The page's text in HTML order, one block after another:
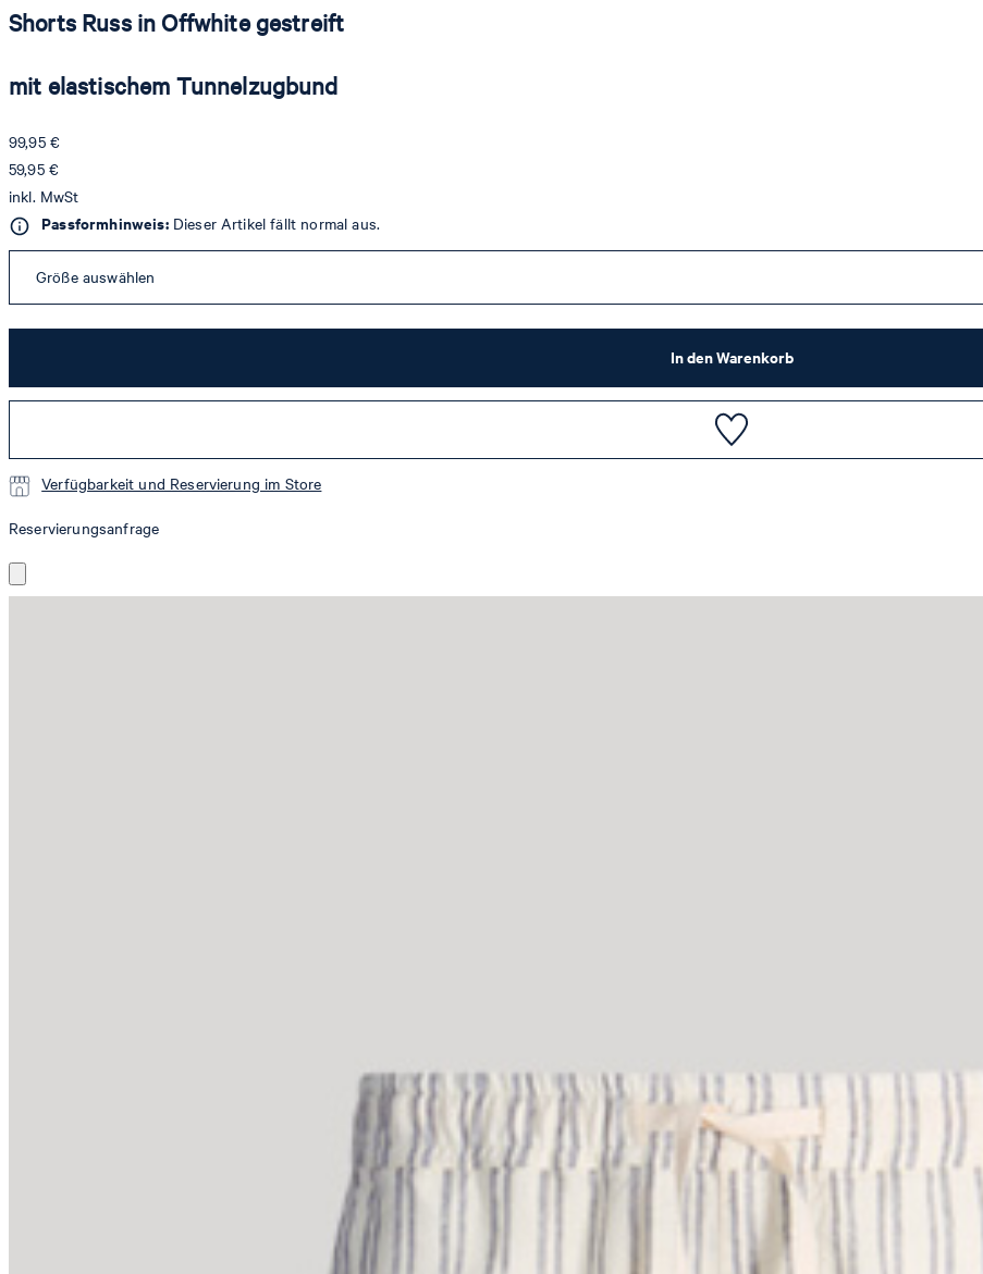
Shorts Russ in Offwhite gestreift
mit elastischem Tunnelzugbund
99,95 €
59,95 €
inkl. MwSt
Passformhinweis:Dieser Artikel fällt normal aus.
Größe auswählen
In den Warenkorb
Verfügbarkeit und Reservierung im Store
Reservierungsanfrage